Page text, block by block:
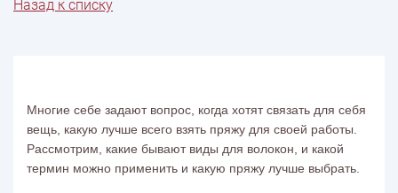
Назад к списку
Многие себе задают вопрос, когда хотят связать для себя
вещь, какую лучше всего взять пряжу для своей работы.
Рассмотрим, какие бывают виды для волокон, и какой
термин можно применить и какую пряжу лучше выбрать.